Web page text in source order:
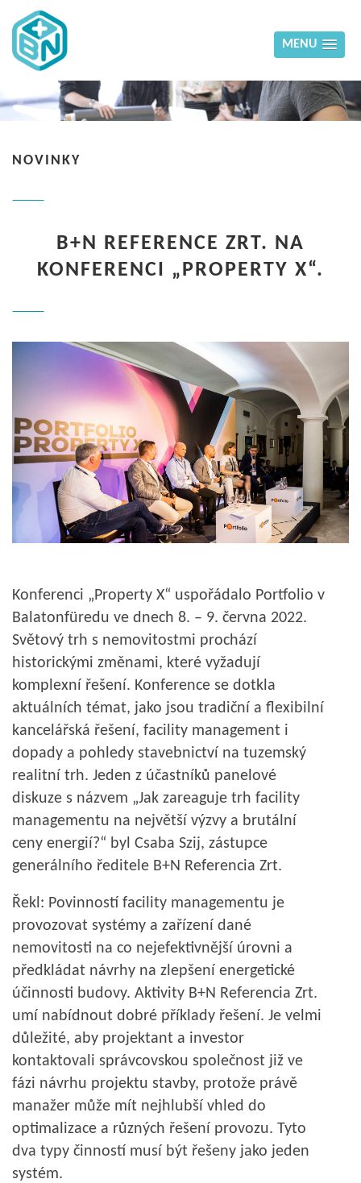
MENU
NOVINKY
B+N REFERENCE ZRT. NA
KONFERENCI „PROPERTY X“.
Konferenci „Property X“ uspořádalo Portfolio v
Balatonfüredu ve dnech 8. – 9. června 2022.
Světový trh s nemovitostmi prochází
historickými změnami, které vyžadují
komplexní řešení. Konference se dotkla
aktuálních témat, jako jsou tradiční a flexibilní
kancelářská řešení, facility management i
dopady a pohledy stavebnictví na tuzemský
realitní trh. Jeden z účastníků panelové
diskuze s názvem „Jak zareaguje trh facility
managementu na největší výzvy a brutální
ceny energií?“ byl Csaba Szij, zástupce
generálního ředitele B+N Referencia Zrt.
Řekl: Povinností facility managementu je
provozovat systémy a zařízení dané
nemovitosti na co nejefektivnější úrovni a
předkládat návrhy na zlepšení energetické
účinnosti budovy. Aktivity B+N Referencia Zrt.
umí nabídnout dobré příklady řešení. Je velmi
důležité, aby projektant a investor
kontaktovali správcovskou společnost již ve
fázi návrhu projektu stavby, protože právě
manažer může mít nejhlubší vhled do
optimalizace a různých řešení provozu. Tyto
dva typy činností musí být řešeny jako jeden
systém.